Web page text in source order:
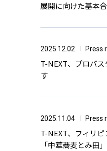
展開に向けた基本
2025.12.02 Press
T-NEXT、プロバ
す
2025.11.04 Press
T-NEXT、フィリ
「中華蕎⻨とみ⽥